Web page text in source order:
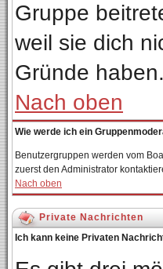
Gruppe
weil sie dich
Gründe haben.
Nach oben
Wie werde ich ein
Benutzergruppen werden vom
zuerst den Administrator
Nach oben
Private Nachrichten
Ich kann keine Privaten